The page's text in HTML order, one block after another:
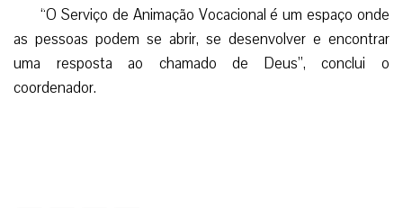
“O Serviço de Animação Vocacional é um espaço onde
as pessoas podem se abrir, se desenvolver e encontrar
uma resposta ao chamado de Deus”, conclui o
coordenador.